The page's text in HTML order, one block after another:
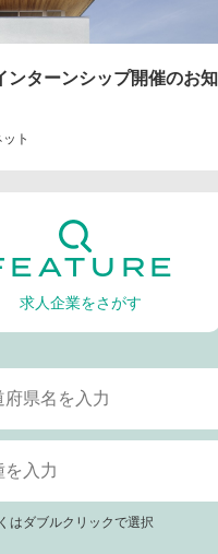
ンターンシップ開催のお
ト
求人企業をさがす
はダブルクリックで選択